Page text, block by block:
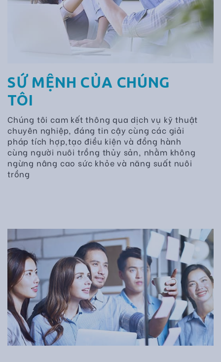
SỨ MỆNH CỦA CHÚNG
TÔI
Chúng tôi cam kết thông qua dịch vụ kỹ thuật
chuyên nghiệp, đáng tin cậy cùng các giải
pháp tích hợp,tạo điều kiện và đồng hành
cùng người nuôi trồng thủy sản, nhằm không
ngừng nâng cao sức khỏe và năng suất nuôi
trồng